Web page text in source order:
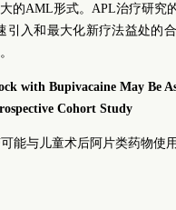
的AML形式。APL治疗研究
引入和最大化新疗法益处的
with Bupivacaine May Be
Cohort Study
能与儿童术后阿片类药物使